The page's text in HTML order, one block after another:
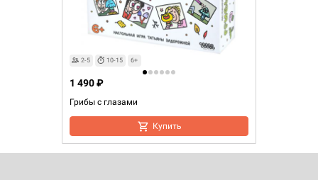
2-5 10-15 6+
Грибы с глазами
1 490 ₽
Купить